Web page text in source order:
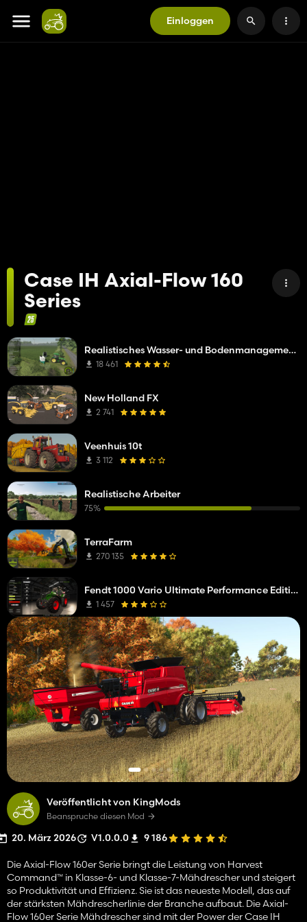
Einloggen
Case IH Axial-Flow 160
Series
Veröffentlicht von KingMods
Beanspruche diesen Mod
20. März 2026 V1.0.0.0 9 186
Die Axial-Flow 160er Serie bringt die Leistung von Harvest
Command™ in Klasse-6- und Klasse-7-Mähdrescher und steigert
so Produktivität und Effizienz. Sie ist das neueste Modell, das auf
der stärksten Mähdrescherlinie der Branche aufbaut. Die Axial-
Flow 160er Serie Mähdrescher sind mit der Power der Case IH
Realistisches Wasser- und Bodenmanagement (RWSM)
18 461
New Holland FX
2 741
Veenhuis 10t
3 112
Realistische Arbeiter
75%
TerraFarm
270 135
Fendt 1000 Vario Ultimate Performance Edition
1 457